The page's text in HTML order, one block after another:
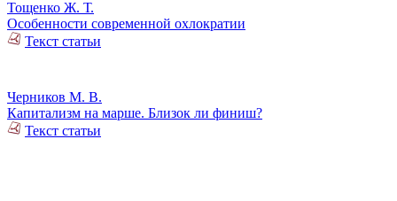
Тощенко Ж. Т.
Особенности современной охлократии
Текст статьи
Черников М. В.
Капитализм на марше. Близок ли финиш?
Текст статьи